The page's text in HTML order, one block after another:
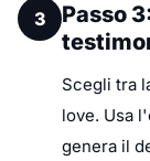
3
Passo
Scegli tra
love. Usa
genera il